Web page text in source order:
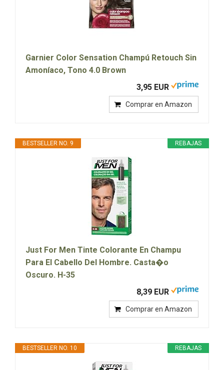
Garnier Color Sensation Champú Retouch Sin
Amoníaco, Tono 4.0 Brown
3,95 EUR
Comprar en Amazon
REBAJAS
BESTSELLER NO. 9
Just For Men Tinte Colorante En Champu
Para El Cabello Del Hombre. Casta�o
Oscuro. H-35
8,39 EUR
Comprar en Amazon
REBAJAS
BESTSELLER NO. 10